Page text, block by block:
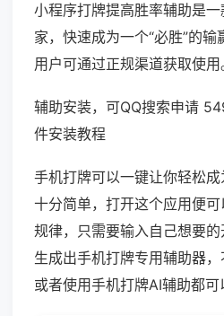
小程序打牌提高胜率辅助是
家，快速成为一个“必胜”的
用户可通过正规渠道获取使用
辅助安装，可QQ搜索申请
件安装教程
手机打牌可以一键让你轻松成
十分简单，打开这个应用便
规律，只需要输入自己想要
生成出手机打牌专用辅助器
或者使用手机打牌AI辅助都可